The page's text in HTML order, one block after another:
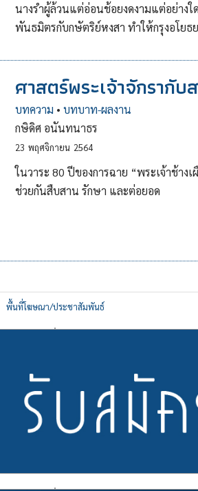
นางรำผู้ล้วนแต่อ่อนช้อยงดงามแต่อย่างใ
พันธมิตรกับกษัตริย์หงสา ทำให้กรุงอโยธ
ศาสตร์พระเจ้าจักรากับ
บทความ • บทบาท-ผลงาน
กษิดิศ อนันทนาธร
23 พฤศจิกายน 2564
ในวาระ 80 ปีของการฉาย “พระเจ้าช้าง
ช่วยกันสืบสาน รักษา และต่อยอด
พื้นที่โฆษณา/ประชาสัมพันธ์